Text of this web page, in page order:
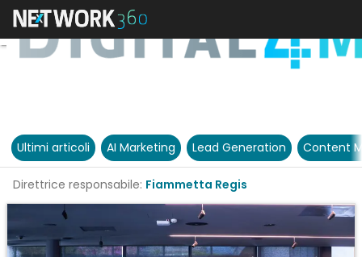
Ultimi articoli AI Marketing Lead Generation Content
Direttrice responsabile: Fiammetta Regis